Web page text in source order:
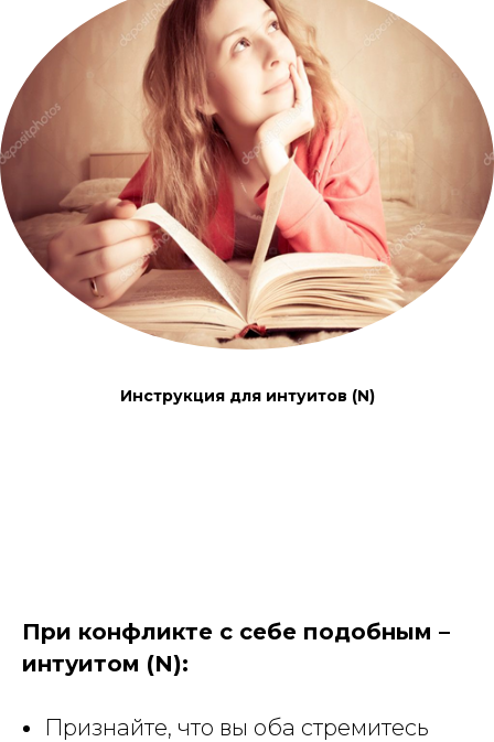
Инструкция для интуитов (N)
При конфликте с себе подобным –
интуитом (N):
Признайте, что вы оба стремитесь